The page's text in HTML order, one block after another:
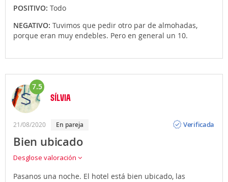
POSITIVO: Todo
NEGATIVO: Tuvimos que pedir otro par de almohadas,
porque eran muy endebles. Pero en general un 10.
7.5
SÍLVIA
21/08/2020 en pareja
Verificada
Bien ubicado
Desglose valoración
Pasanos una noche. El hotel está bien ubicado, las